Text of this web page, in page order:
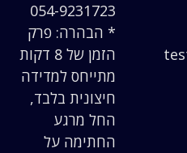
054-9231723
* הבהרה: פרק
הזמן של 8 דקות
מתייחס למדידה
חיצונית בלבד,
החל מרגע
החתימה על